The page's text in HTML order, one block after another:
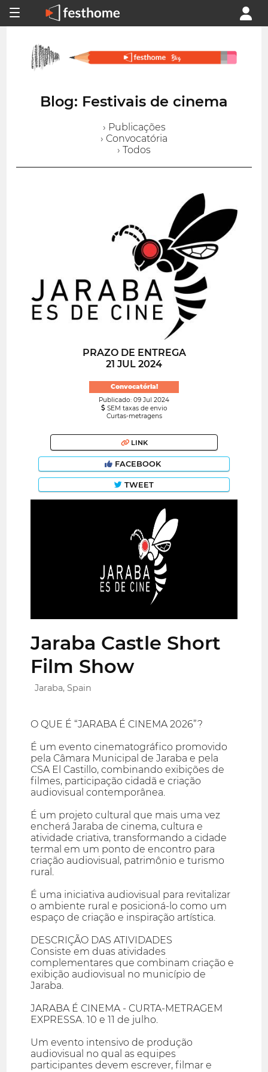
Blog: Festivais de cinema
› Publicações
› Convocatória
› Todos
PRAZO DE ENTREGA
21 JUL 2024
Convocatória!
Publicado: 09 Jul 2024
SEM taxas de envio
Curtas-metragens
LINK
FACEBOOK
TWEET
Jaraba Castle Short
Film Show
Jaraba, Spain
O QUE É “JARABA É CINEMA 2026”?
É um evento cinematográfico promovido
pela Câmara Municipal de Jaraba e pela
CSA El Castillo, combinando exibições de
filmes, participação cidadã e criação
audiovisual contemporânea.
É um projeto cultural que mais uma vez
encherá Jaraba de cinema, cultura e
atividade criativa, transformando a cidade
termal em um ponto de encontro para
criação audiovisual, patrimônio e turismo
rural.
É uma iniciativa audiovisual para revitalizar
o ambiente rural e posicioná-lo como um
espaço de criação e inspiração artística.
DESCRIÇÃO DAS ATIVIDADES
Consiste em duas atividades
complementares que combinam criação e
exibição audiovisual no município de
Jaraba.
JARABA É CINEMA - CURTA-METRAGEM
EXPRESSA. 10 e 11 de julho.
Um evento intensivo de produção
audiovisual no qual as equipes
participantes devem escrever, filmar e